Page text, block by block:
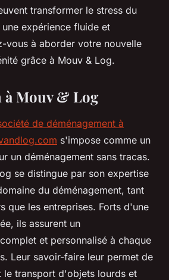
transformer le stress du
expérience fluide et
vous à aborder votre nouvelle
grâce à Mouv & Log.
Mouv & Log
de déménagement à
s'impose comme un
un déménagement sans tracas.
se distingue par son expertise
du déménagement, tant
que les entreprises. Forts d'une
ils assurent un
et personnalisé à chaque
Leur savoir-faire leur permet de
le transport d'objets lourds et